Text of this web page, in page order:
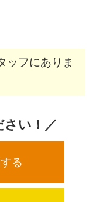
ッフにありま
さい！／
る